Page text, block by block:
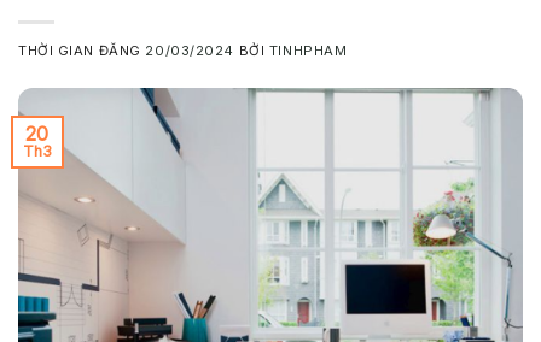
THỜI GIAN ĐĂNG 20/03/2024 BỞI TINHPHAM
20
Th3